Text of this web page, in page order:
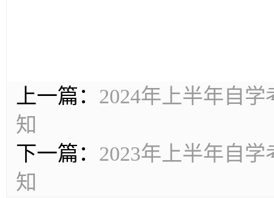
上一篇： 2024年上半年自
知
下一篇： 2023年上半年自
知